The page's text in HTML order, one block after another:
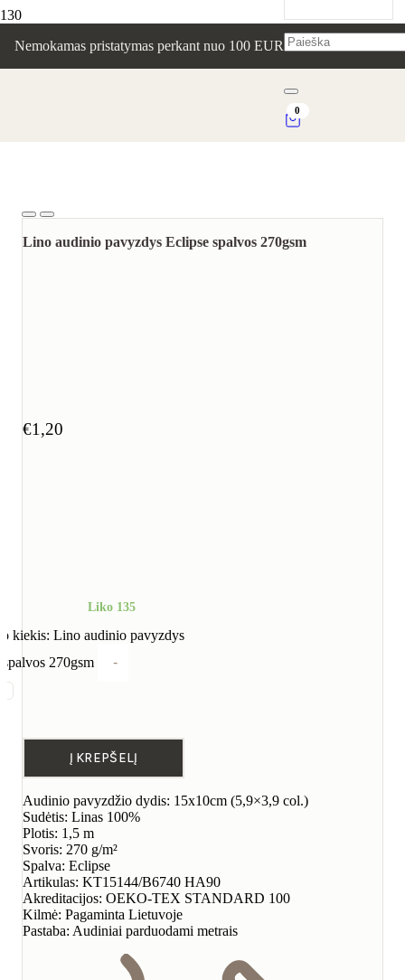
Nemokamas pristatymas perkant nuo 100 EUR
0
Lino audinio pavyzdys Eclipse spalvos 270gsm
€1,20
Liko 135
kiekis: Lino audinio pavyzdys
270gsm
-
Į KREPŠELĮ
Audinio pavyzdžio dydis: 15x10cm (5,9×3,9 col.)
Sudėtis: Linas 100%
Plotis: 1,5 m
Svoris: 270 g/m²
Spalva: Eclipse
Artikulas: KT15144/B6740 HA90
Akreditacijos: OEKO-TEX STANDARD 100
Kilmė: Pagaminta Lietuvoje
Pastaba: Audiniai parduodami metrais